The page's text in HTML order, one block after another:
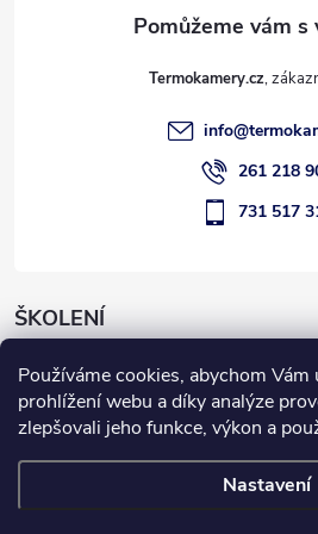
Používáme cookies, abychom
prohlížení webu a díky analýze
zlepšovali jeho funkce, výkon a
Nastavení
ŠKOLENÍ
Novinky
Termokamery.cz
info@
261 218
731 517